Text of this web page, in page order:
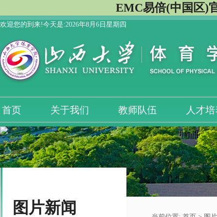
EMC易倍(中国区)
欢迎您的到来!今天是:2026年8月6日星期四
首页 关于我们 教师队伍 人才
图片新闻